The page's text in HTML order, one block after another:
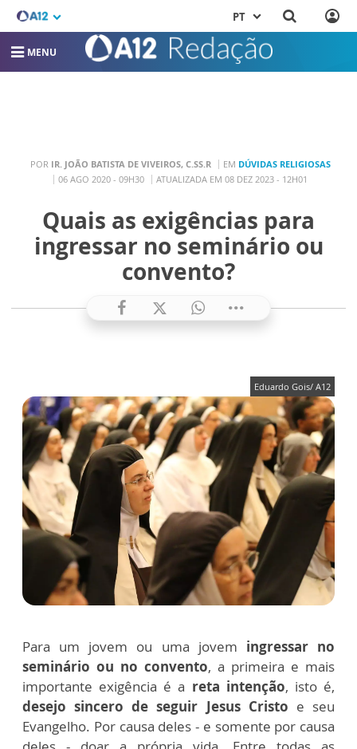
PT
MENU
POR IR. JOÃO BATISTA DE VIVEIROS, C.SS.R EM DÚVIDAS RELIGIOSAS
06 AGO 2020 - 09H30
ATUALIZADA EM 08 DEZ 2023 - 12H01
Quais as exigências para
ingressar no seminário ou
convento?
Eduardo Gois/ A12
Para um jovem ou uma jovem ingressar no
seminário ou no convento, a primeira e mais
importante exigência é a reta intenção, isto é,
desejo sincero de seguir Jesus Cristo e seu
Evangelho. Por causa deles - e somente por causa